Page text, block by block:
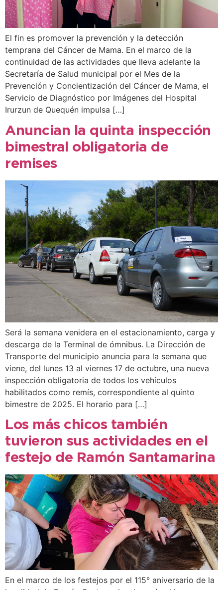
El fin es promover la prevención y la detección
temprana del Cáncer de Mama. En el marco de la
continuidad de las actividades que lleva adelante la
Secretaría de Salud municipal por el Mes de la
Prevención y Concientización del Cáncer de Mama, el
Servicio de Diagnóstico por Imágenes del Hospital
Irurzun de Quequén impulsa […]
Anuncian la quinta inspección
bimestral obligatoria de
remises
Será la semana venidera en el estacionamiento, carga y
descarga de la Terminal de ómnibus. La Dirección de
Transporte del municipio anuncia para la semana que
viene, del lunes 13 al viernes 17 de octubre, una nueva
inspección obligatoria de todos los vehículos
habilitados como remís, correspondiente al quinto
bimestre de 2025. El horario para […]
Los más chicos también
tuvieron sus actividades en el
festejo de Ramón Santamarina
En el marco de los festejos por el 115° aniversario de la